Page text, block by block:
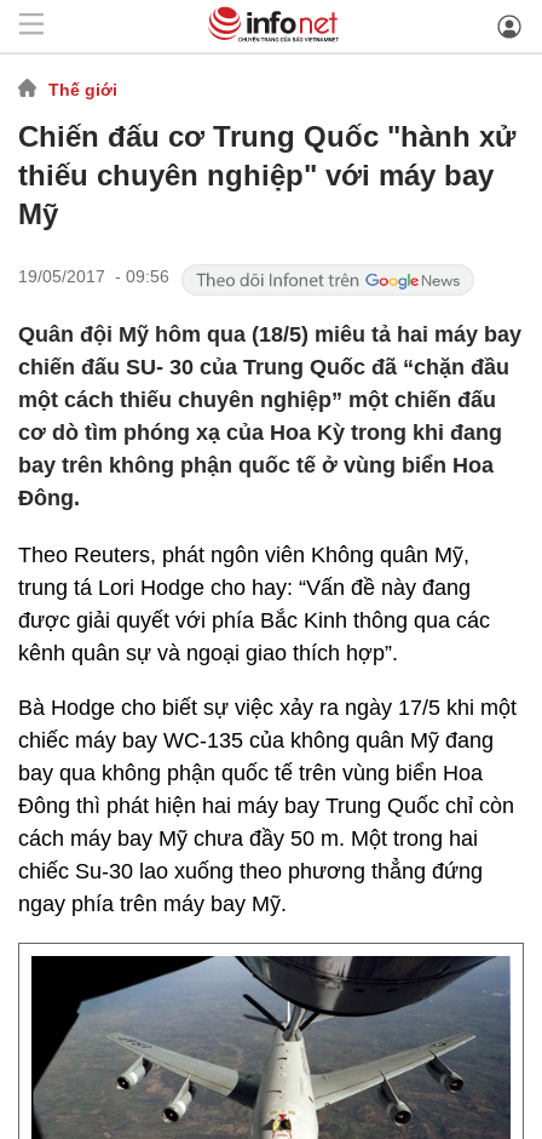
Thế giới
Chiến đấu cơ Trung Quốc "hành xử
thiếu chuyên nghiệp" với máy bay
Mỹ
19/05/2017 - 09:56
Quân đội Mỹ hôm qua (18/5) miêu tả hai máy bay
chiến đấu SU- 30 của Trung Quốc đã “chặn đầu
một cách thiếu chuyên nghiệp” một chiến đấu
cơ dò tìm phóng xạ của Hoa Kỳ trong khi đang
bay trên không phận quốc tế ở vùng biển Hoa
Đông.
Theo Reuters, phát ngôn viên Không quân Mỹ,
trung tá Lori Hodge cho hay: “Vấn đề này đang
được giải quyết với phía Bắc Kinh thông qua các
kênh quân sự và ngoại giao thích hợp”.
Bà Hodge cho biết sự việc xảy ra ngày 17/5 khi một
chiếc máy bay WC-135 của không quân Mỹ đang
bay qua không phận quốc tế trên vùng biển Hoa
Đông thì phát hiện hai máy bay Trung Quốc chỉ còn
cách máy bay Mỹ chưa đầy 50 m. Một trong hai
chiếc Su-30 lao xuống theo phương thẳng đứng
ngay phía trên máy bay Mỹ.